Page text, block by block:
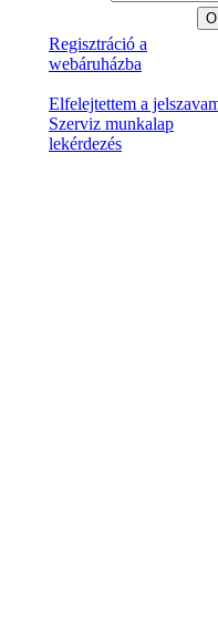
Regisztráció a
webáruházba
Elfelejtettem a
Szerviz munkalap
lekérdezés